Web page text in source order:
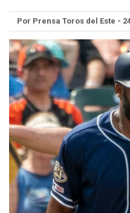
Por Prensa Toros del Este -